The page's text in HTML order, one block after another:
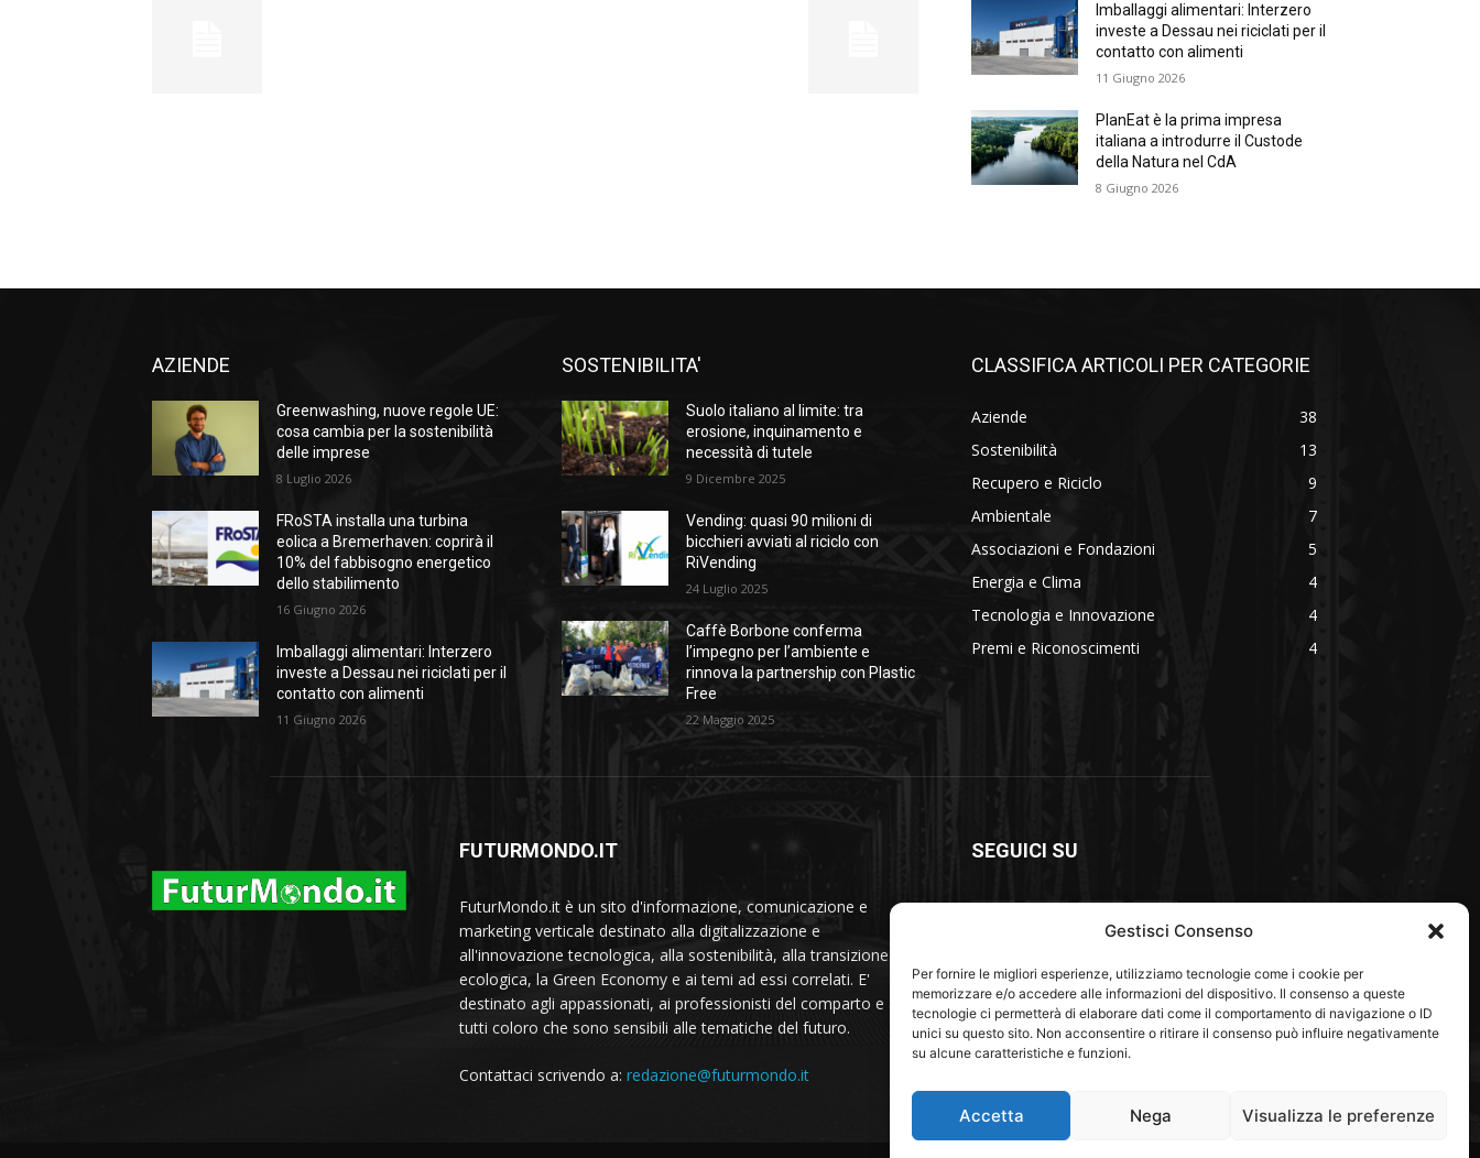
Gestisci Consenso
Per fornire le migliori esperienze, utilizziamo tecnologie come i cookie per
memorizzare e/o accedere alle informazioni del dispositivo. Il consenso a queste
tecnologie ci permetterà di elaborare dati come il comportamento di navigazione o ID
unici su questo sito. Non acconsentire o ritirare il consenso può influire negativamente
su alcune caratteristiche e funzioni.
Accetta Nega Visualizza le preferenze
Imballaggi alimentari: Interzero
investe a Dessau nei riciclati per il
contatto con alimenti
11 Giugno 2026
PlanEat è la prima impresa
italiana a introdurre il Custode
della Natura nel CdA
8 Giugno 2026
AZIENDE
Greenwashing, nuove regole UE:
cosa cambia per la sostenibilità
delle imprese
8 Luglio 2026
FRoSTA installa una turbina
eolica a Bremerhaven: coprirà il
10% del fabbisogno energetico
dello stabilimento
16 Giugno 2026
Imballaggi alimentari: Interzero
investe a Dessau nei riciclati per il
contatto con alimenti
11 Giugno 2026
SOSTENIBILITA'
Suolo italiano al limite: tra
erosione, inquinamento e
necessità di tutele
9 Dicembre 2025
Vending: quasi 90 milioni di
bicchieri avviati al riciclo con
RiVending
24 Luglio 2025
Caffè Borbone conferma
l’impegno per l’ambiente e
rinnova la partnership con Plastic
Free
22 Maggio 2025
CLASSIFICA ARTICOLI PER CATEGORIE
Aziende
38
Sostenibilità
13
Recupero e Riciclo
9
Ambientale
7
Associazioni e Fondazioni
5
Energia e Clima
4
Tecnologia e Innovazione
4
Premi e Riconoscimenti
4
FUTURMONDO.IT
FuturMondo.it è un sito d'informazione, comunicazione e
marketing verticale destinato alla digitalizzazione e
all'innovazione tecnologica, alla sostenibilità, alla transizione
ecologica, la Green Economy e ai temi ad essi correlati. E'
destinato agli appassionati, ai professionisti del comparto e a
tutti coloro che sono sensibili alle tematiche del futuro.
Contattaci scrivendo a: redazione@futurmondo.it
SEGUICI SU